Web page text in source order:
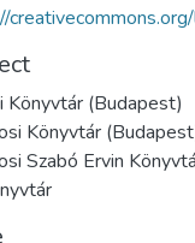
Könyvtár (Budapest)
Könyvtár
Szabó Ervin